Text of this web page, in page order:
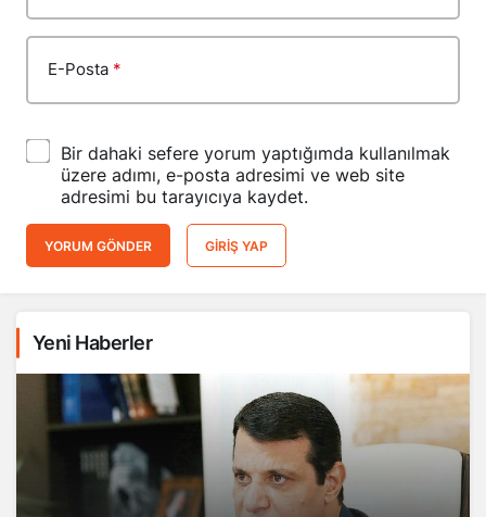
E-Posta *
Bir dahaki sefere yorum yaptığımda kullanılmak
üzere adımı, e-posta adresimi ve web site
adresimi bu tarayıcıya kaydet.
YORUM GÖNDER GIRIŞ YAP
Yeni Haberler